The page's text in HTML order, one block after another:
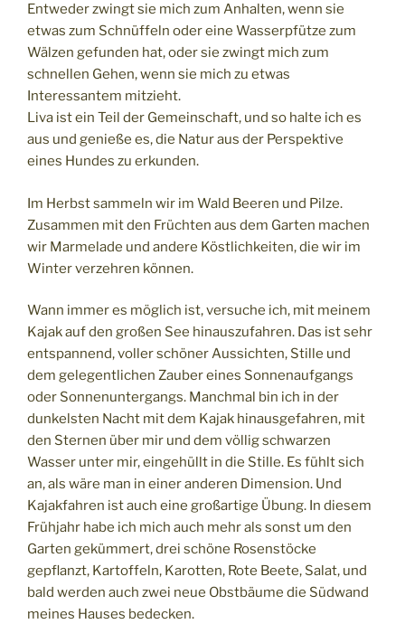
Entweder zwingt sie mich zum Anhalten, wenn sie
etwas zum Schnüffeln oder eine Wasserpfütze zum
Wälzen gefunden hat, oder sie zwingt mich zum
schnellen Gehen, wenn sie mich zu etwas
Interessantem mitzieht.
Liva ist ein Teil der Gemeinschaft, und so halte ich es
aus und genieße es, die Natur aus der Perspektive
eines Hundes zu erkunden.
Im Herbst sammeln wir im Wald Beeren und Pilze.
Zusammen mit den Früchten aus dem Garten machen
wir Marmelade und andere Köstlichkeiten, die wir im
Winter verzehren können.
Wann immer es möglich ist, versuche ich, mit meinem
Kajak auf den großen See hinauszufahren. Das ist sehr
entspannend, voller schöner Aussichten, Stille und
dem gelegentlichen Zauber eines Sonnenaufgangs
oder Sonnenuntergangs. Manchmal bin ich in der
dunkelsten Nacht mit dem Kajak hinausgefahren, mit
den Sternen über mir und dem völlig schwarzen
Wasser unter mir, eingehüllt in die Stille. Es fühlt sich
an, als wäre man in einer anderen Dimension. Und
Kajakfahren ist auch eine großartige Übung. In diesem
Frühjahr habe ich mich auch mehr als sonst um den
Garten gekümmert, drei schöne Rosenstöcke
gepflanzt, Kartoffeln, Karotten, Rote Beete, Salat, und
bald werden auch zwei neue Obstbäume die Südwand
meines Hauses bedecken.